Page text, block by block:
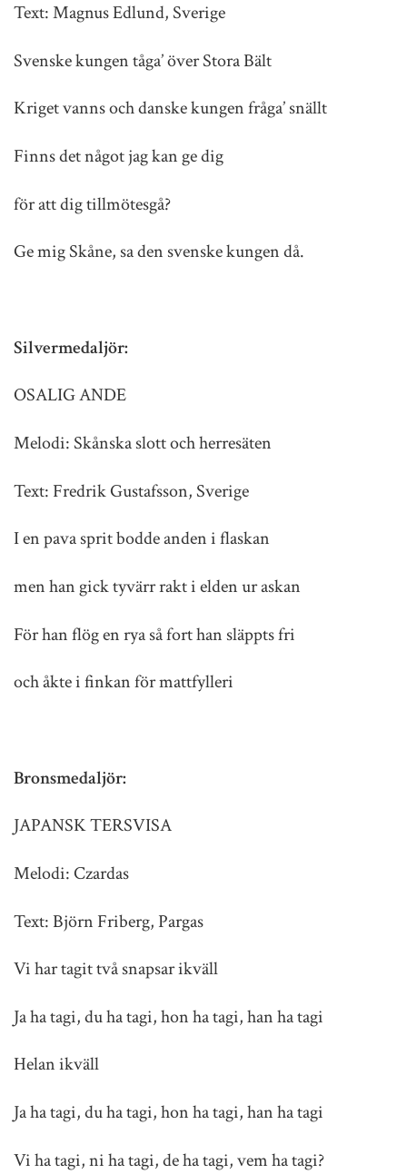
Text: Magnus Edlund, Sverige
Svenske kungen tåga’ över Stora Bält
Kriget vanns och danske kungen fråga’ snällt
Finns det något jag kan ge dig
för att dig tillmötesgå?
Ge mig Skåne, sa den svenske kungen då.
Silvermedaljör:
OSALIG ANDE
Melodi: Skånska slott och herresäten
Text: Fredrik Gustafsson, Sverige
I en pava sprit bodde anden i flaskan
men han gick tyvärr rakt i elden ur askan
För han flög en rya så fort han släppts fri
och åkte i finkan för mattfylleri
Bronsmedaljör:
JAPANSK TERSVISA
Melodi: Czardas
Text: Björn Friberg, Pargas
Vi har tagit två snapsar ikväll
Ja ha tagi, du ha tagi, hon ha tagi, han ha tagi
Helan ikväll
Ja ha tagi, du ha tagi, hon ha tagi, han ha tagi
Vi ha tagi, ni ha tagi, de ha tagi, vem ha tagi?